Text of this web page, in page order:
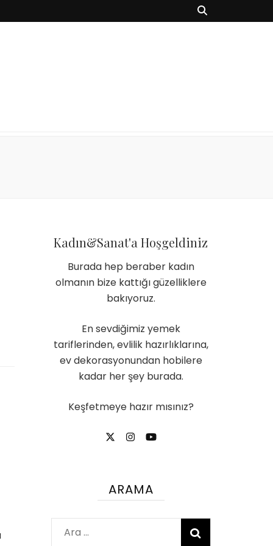
Kadın&Sanat'a Hoşgeldiniz
Burada hep beraber kadın
olmanın bize kattığı güzelliklere
bakıyoruz.
En sevdiğimiz yemek
tariflerinden, evlilik hazırlıklarına,
ev dekorasyonundan hobilere
kadar her şey burada.
Keşfetmeye hazır mısınız?
ARAMA
Arama: